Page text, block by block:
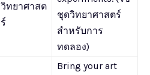
วิทยาศาสต
ร์
ชุดวิทยาศาสตร์
สำหรับการ
ทดลอง)
Bring your art